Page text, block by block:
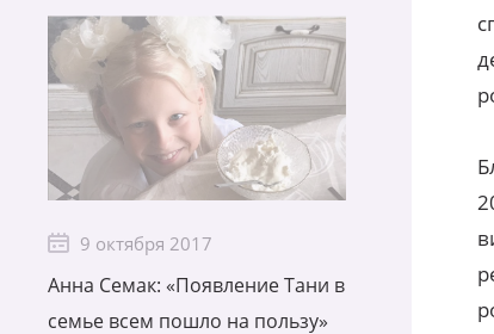
9 октября 2017
Анна Семак: «Появление Тани в
семье всем пошло на пользу»